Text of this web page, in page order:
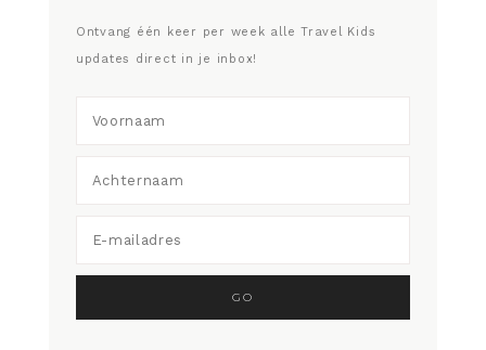
Ontvang één keer per week alle Travel Kids
updates direct in je inbox!